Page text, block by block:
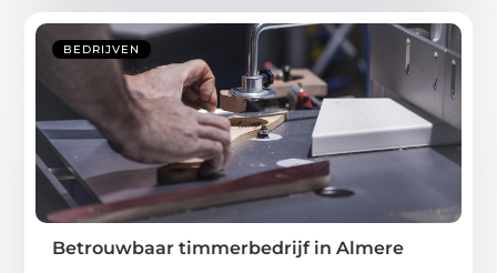
BEDRIJVEN
Betrouwbaar timmerbedrijf in Almere